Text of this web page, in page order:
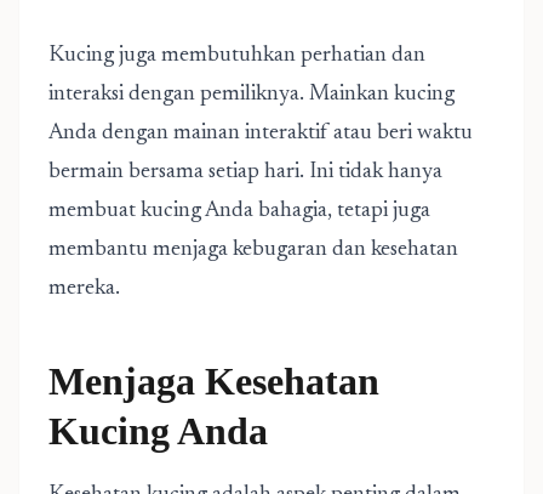
Kucing juga membutuhkan perhatian dan
interaksi dengan pemiliknya. Mainkan kucing
Anda dengan mainan interaktif atau beri waktu
bermain bersama setiap hari. Ini tidak hanya
membuat kucing Anda bahagia, tetapi juga
membantu menjaga kebugaran dan kesehatan
mereka.
Menjaga Kesehatan
Kucing Anda